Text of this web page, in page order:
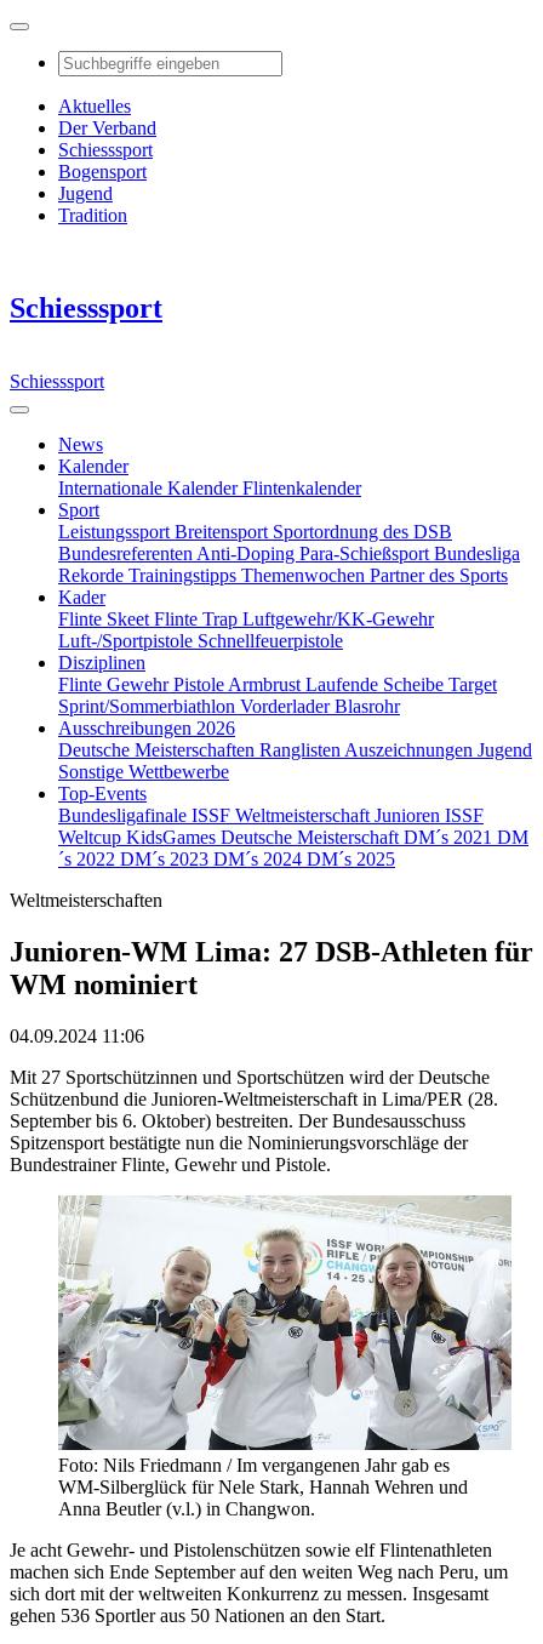
Aktuelles
Der Verband
Schiesssport
Bogensport
Jugend
Tradition
Schiesssport
Schiesssport
News
Kalender
Internationale KalenderFlintenkalender
Sport
Leistungssport Breitensport Sportordnung des DSB
Bundesreferenten Anti-Doping Para-Schießsport Bundesliga
Rekorde Trainingstipps Themenwochen Partner des Sports
Kader
Flinte Skeet Flinte Trap Luftgewehr/KK-Gewehr
Luft-/Sportpistole Schnellfeuerpistole
Disziplinen
Flinte GewehrPistole Armbrust Laufende Scheibe Target
Sprint/Sommerbiathlon VorderladerBlasrohr
Ausschreibungen 2026
Deutsche Meisterschaften Ranglisten Auszeichnungen Jugend
Sonstige Wettbewerbe
Top-Events
Bundesligafinale ISSF Weltmeisterschaft Junioren ISSF
Weltcup KidsGames Deutsche Meisterschaft DM´s 2021 DM
´s 2022 DM´s 2023 DM´s 2024 DM´s 2025
Weltmeisterschaften
Junioren-WM Lima: 27 DSB-Athleten für
WM nominiert
04.09.2024 11:06
Mit 27 Sportschützinnen und Sportschützen wird der Deutsche
Schützenbund die Junioren-Weltmeisterschaft in Lima/PER (28.
September bis 6. Oktober) bestreiten. Der Bundesausschuss
Spitzensport bestätigte nun die Nominierungsvorschläge der
Bundestrainer Flinte, Gewehr und Pistole.
Foto: Nils Friedmann / Im vergangenen Jahr gab es
WM-Silberglück für Nele Stark, Hannah Wehren und
Anna Beutler (v.l.) in Changwon.
Je acht Gewehr- und Pistolenschützen sowie elf Flintenathleten
machen sich Ende September auf den weiten Weg nach Peru, um
sich dort mit der weltweiten Konkurrenz zu messen. Insgesamt
gehen 536 Sportler aus 50 Nationen an den Start.